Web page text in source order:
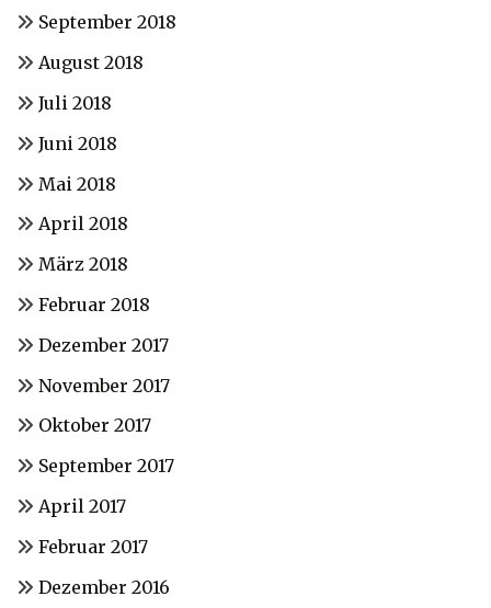
September 2018
August 2018
Juli 2018
Juni 2018
Mai 2018
April 2018
März 2018
Februar 2018
Dezember 2017
November 2017
Oktober 2017
September 2017
April 2017
Februar 2017
Dezember 2016